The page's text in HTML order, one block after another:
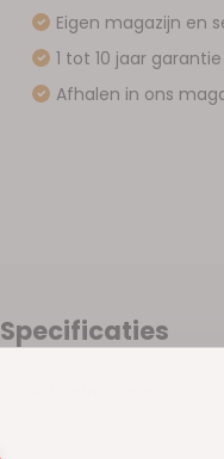
Eigen magazijn en
1 tot 10 jaar
Afhalen in ons
Specificaties